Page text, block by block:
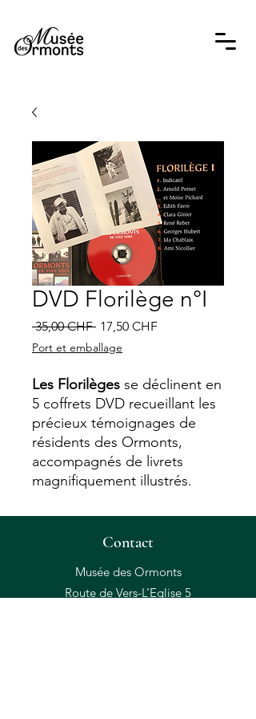
DVD Florilège n°I
35,00 CHF Prix
original
17,50 CHFPrix
Port et emballage
Les Florilèges se déclinent en
5 coffrets DVD recueillant les
précieux témoignages de
résidents des Ormonts,
accompagnés de livrets
magnifiquement illustrés.
Contact
Musée des Ormonts
Route de Vers-L’Eglise 5